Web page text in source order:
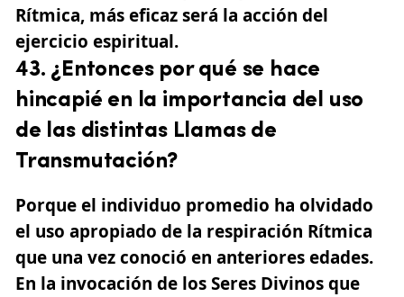
Rítmica, más eficaz será la acción del
ejercicio espiritual.
43. ¿Entonces por qué se hace
hincapié en la importancia del uso
de las distintas Llamas de
Transmutación?
Porque el individuo promedio ha olvidado
el uso apropiado de la respiración Rítmica
que una vez conoció en anteriores edades.
En la invocación de los Seres Divinos que